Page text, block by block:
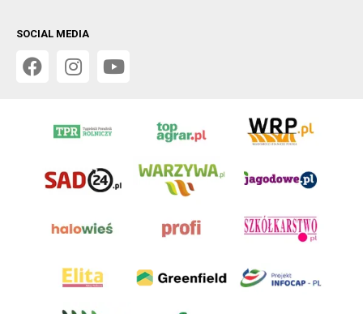
SOCIAL MEDIA